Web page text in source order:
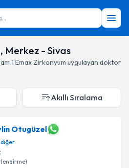
Merkez - Sivas
1 Emax Zirkonyum uygulayan doktor
Akıllı Sıralama
Otugüzel
diğer